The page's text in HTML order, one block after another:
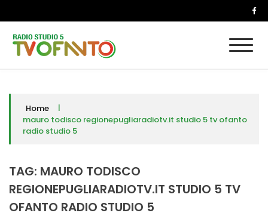
Home
|
mauro todisco regionepugliaradiotv.it studio 5 tv ofanto
radio studio 5
TAG: MAURO TODISCO
REGIONEPUGLIARADIOTV.IT STUDIO 5 TV
OFANTO RADIO STUDIO 5